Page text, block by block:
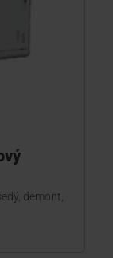
demont,